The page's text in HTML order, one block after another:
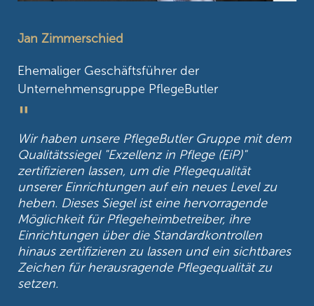
Jan Zimmerschied
Ehemaliger Geschäftsführer der
Unternehmensgruppe PflegeButler
"
Wir haben unsere PflegeButler Gruppe mit dem
Qualitätssiegel "Exzellenz in Pflege (EiP)"
zertifizieren lassen, um die Pflegequalität
unserer Einrichtungen auf ein neues Level zu
heben. Dieses Siegel ist eine hervorragende
Möglichkeit für Pflegeheimbetreiber, ihre
Einrichtungen über die Standardkontrollen
hinaus zertifizieren zu lassen und ein sichtbares
Zeichen für herausragende Pflegequalität zu
setzen.